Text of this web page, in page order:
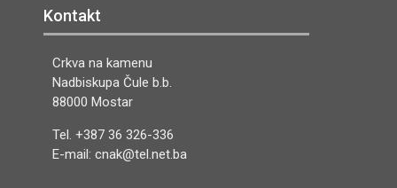
Kontakt
Crkva na kamenu
Nadbiskupa Čule b.b.
88000 Mostar
Tel. +387 36 326-336
E-mail: cnak@tel.net.ba